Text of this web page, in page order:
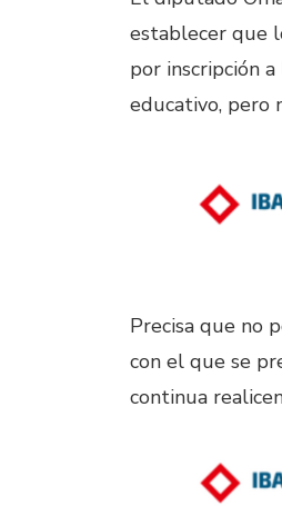
establecer que
por inscripción
educativo, pero
Precisa que no
con el que se
continua